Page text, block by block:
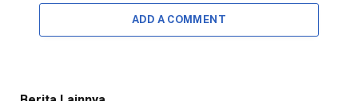
ADD A COMMENT